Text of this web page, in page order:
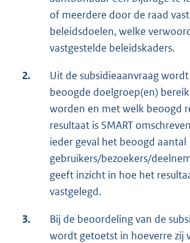
of meerdere door de raad
beleidsdoelen, welke
vastgestelde beleidskaders.
2.
Uit de subsidieaanvraag
beoogde doelgroep(en)
worden en met welk beoogd
resultaat is SMART
ieder geval het beoogd aantal
gebruikers/bezoekers/
geeft inzicht in hoe het
vastgelegd.
3.
Bij de beoordeling van de
wordt getoetst in hoeverre zij